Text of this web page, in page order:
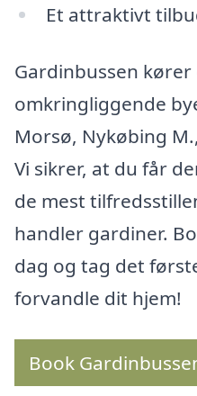
Et attraktivt
Gardinbussen kører
omkringliggende
Morsø, Nykøbing M.,
Vi sikrer, at du får
de mest
handler gardiner.
dag og tag det
forvandle dit hjem!
Book